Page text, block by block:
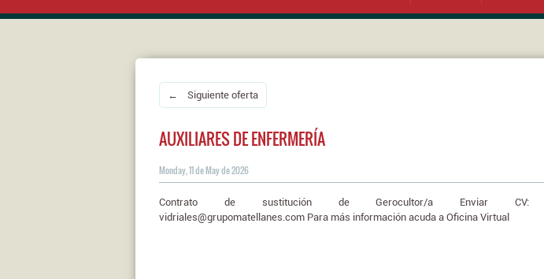
← Siguiente oferta
AUXILIARES DE ENFERMERÍA
Monday, 11 de May de 2026
Contrato de sustitución de Gerocultor/a Enviar CV:
vidriales@grupomatellanes.com Para más información acuda a Oficina Virtual